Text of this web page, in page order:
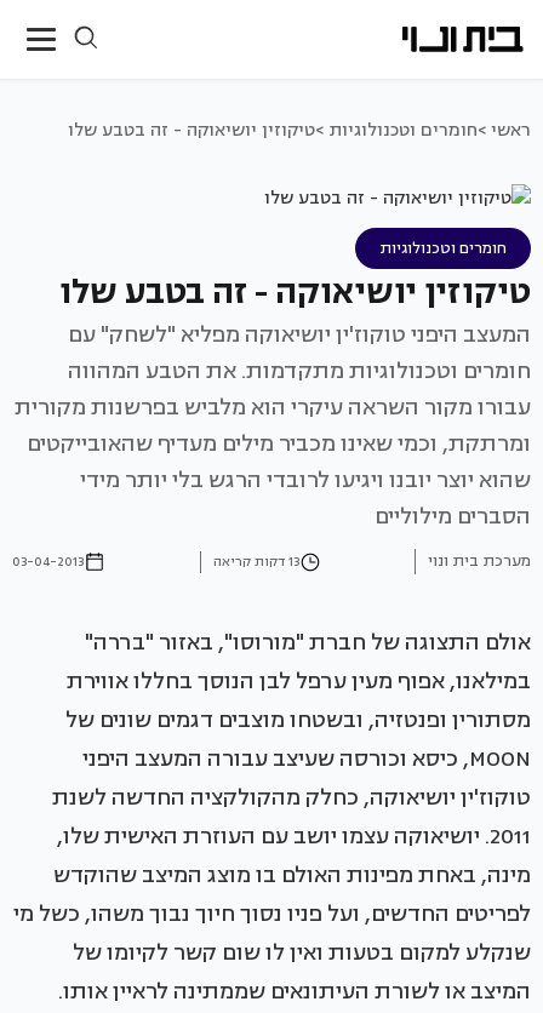
ראשי >חומרים וטכנולוגיות >טיקוזין יושיאוקה - זה בטבע שלו
חומרים וטכנולוגיות
טיקוזין יושיאוקה - זה בטבע שלו
המעצב היפני טוקוז'ין יושיאוקה מפליא "לשחק" עם
חומרים וטכנולוגיות מתקדמות. את הטבע המהווה
עבורו מקור השראה עיקרי הוא מלביש בפרשנות מקורית
ומרתקת, וכמי שאינו מכביר מילים מעדיף שהאובייקטים
שהוא יוצר יובנו ויגיעו לרובדי הרגש בלי יותר מידי
הסברים מילוליים
מערכת בית ונוי 13 דקות קריאה 03-04-2013
אולם התצוגה של חברת "מורוסו", באזור "בררה"
במילאנו, אפוף מעין ערפל לבן הנוסך בחללו אווירת
מסתורין ופנטזיה, ובשטחו מוצבים דגמים שונים של
MOON, כיסא וכורסה שעיצב עבורה המעצב היפני
טוקוז'ין יושיאוקה, כחלק מהקולקציה החדשה לשנת
2011. יושיאוקה עצמו יושב עם העוזרת האישית שלו,
מינה, באחת מפינות האולם בו מוצג המיצב שהוקדש
לפריטים החדשים, ועל פניו נסוך חיוך נבוך משהו, כשל מי
שנקלע למקום בטעות ואין לו שום קשר לקיומו של
המיצב או לשורת העיתונאים שממתינה לראיין אותו.